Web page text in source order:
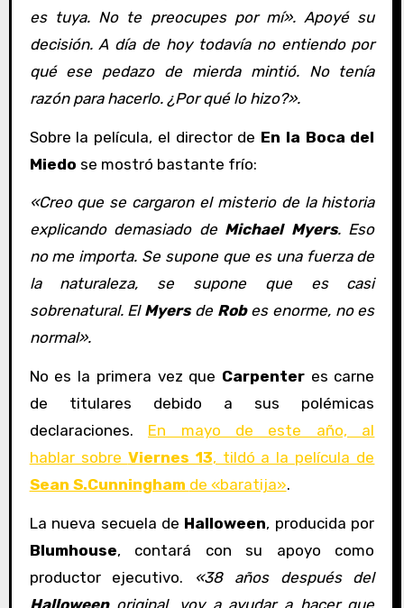
es tuya. No te preocupes por mí». Apoyé su
decisión. A día de hoy todavía no entiendo por
qué ese pedazo de mierda mintió. No tenía
razón para hacerlo. ¿Por qué lo hizo?».
Sobre la película, el director de En la Boca del
Miedo se mostró bastante frío:
«Creo que se cargaron el misterio de la historia
explicando demasiado de Michael Myers. Eso
no me importa. Se supone que es una fuerza de
la naturaleza, se supone que es casi
sobrenatural. El Myersde Robes enorme, no es
normal».
No es la primera vez que Carpenteres carne
de titulares debido a sus polémicas
declaraciones. En mayo de este año, al
hablar sobre Viernes 13, tildó a la película de
Sean S.Cunningham de «baratija».
La nueva secuela de Halloween, producida por
Blumhouse, contará con su apoyo como
productor ejecutivo. «38 años después del
Halloweenoriginal, voy a ayudar a hacer que